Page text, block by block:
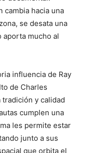
cambia hacia una
se desata una
aporta mucho al
influencia de Ray
de Charles
y calidad
cumplen una
les permite estar
junto a sus
que orbita el